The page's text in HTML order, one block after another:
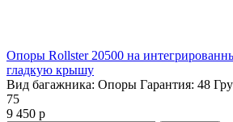
Опоры Rollster 20500 на
гладкую крышу
Вид багажника: Опоры Гарантия: 48
75
9 450 р